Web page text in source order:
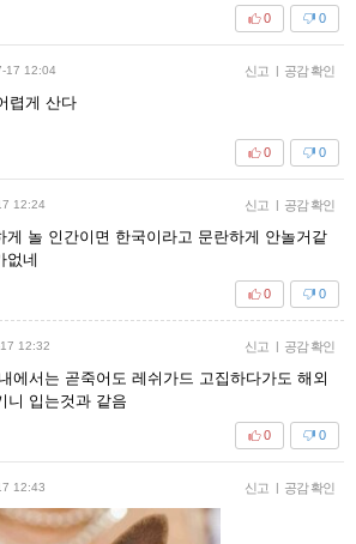
0
0
17 12:04 신고 | 공감 확인
렵게 산다
0
0
12:24 신고 | 공감 확인
게 놀 인간이면 한국이라고 문란하게 안놀거같
없네
0
0
12:32 신고 | 공감 확인
에서는 곧죽어도 레쉬가드 고집하다가도 해외
니 입는것과 같음
0
0
12:43 신고 | 공감 확인